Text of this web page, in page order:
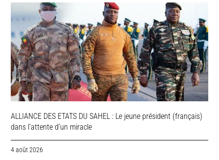
ALLIANCE DES ETATS DU SAHEL : Le jeune président (français)
dans l’attente d’un miracle
4 août 2026